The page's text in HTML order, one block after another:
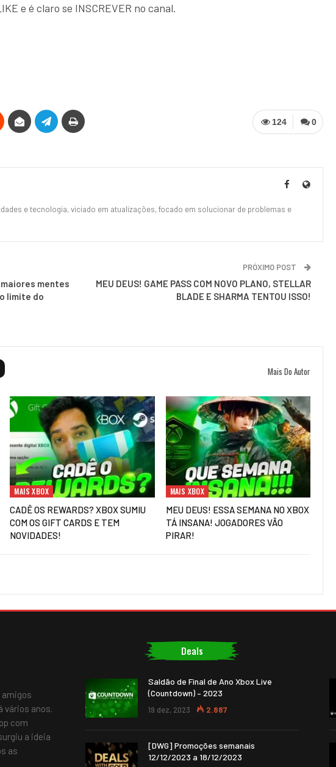
e é claro se INSCREVER no canal.
0
124
e tecnologia, viciado em atualizações, focado em solucionar de problemas e
mentes
limite do
PRÓXIMO POST
MEU DEUS! GAME PASS COM NOVO PLANO, STELLAR
BLADE E SHARMA TENTOU ISSO!
Mais Do Autor
MAIS XBOX
CADÊ OS REWARDS? XBOX SUMIU
COM OS GIFT CARDS E TEM
NOVIDADES!
MAIS XBOX
MEU DEUS! ESSA SEMANA NO XBOX
TÁ INSANA! JOGADORES VÃO
PIRAR!
amigos
vários anos.
com
a ideia
as
Deals
Saldão de Final de Ano Xbox Live
(Countdown) – 2023
19 dez, 2023 2.887
[DWG] Promoções semanais
12/12/2023 a 18/12/2023